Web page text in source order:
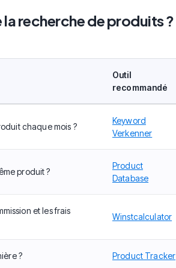
recherche de produits ?
Outil
recommandé
chaque mois ?
Keyword
Verkenner
produit ?
Product
Database
et les frais
Winstcalculator
? Product Tracker